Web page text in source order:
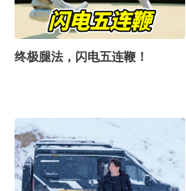
终极腿法，闪电五连鞭！